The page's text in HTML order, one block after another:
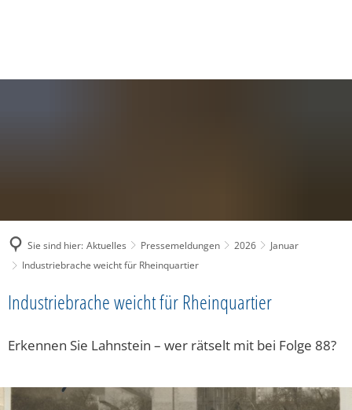
Sie sind hier: Aktuelles Pressemeldungen 2026
Januar
Industriebrache weicht für Rheinquartier
Industriebrache weicht für Rheinquartier
Erkennen Sie Lahnstein – wer rätselt mit bei Folge 88?